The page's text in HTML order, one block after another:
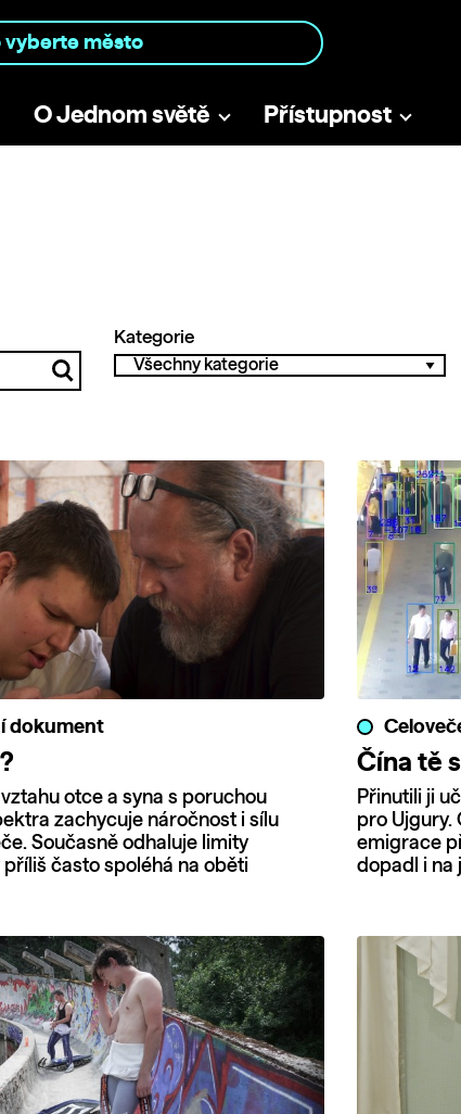
O Jednom světě Přístupnost
Kategorie
dokument
otce a syna s poruchou
zachycuje náročnost i sílu
Současně odhaluje limity
často spoléhá na oběti
Čína tě
Přinutili ji
pro Ujgury.
emigrace
dopadl i na